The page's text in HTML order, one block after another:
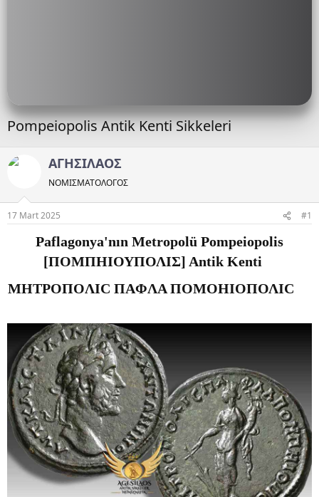
Pompeiopolis Antik Kenti Sikkeleri
ΑΓΗΣΙΛΑΟΣ
ΝΟΜΙΣΜΑΤΟΛOΓΟΣ
17 Mart 2025 #1
Paflagonya'nın Metropolü Pompeiopolis
[ΠΟΜΠΗΙΟΥΠΟΛΙΣ] Antik Kenti
MHTPOΠOΛIC ΠAΦΛA ΠOMΟHIOΠΟΛIC